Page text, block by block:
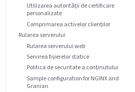
Utilizarea autorității de certificare
personalizate
Comprimarea activelor clienților
Rularea serverului
Rularea serverului web
Servirea fișierelor statice
Politica de securitate a conținutului
Sample configuration for NGINX and
Granian